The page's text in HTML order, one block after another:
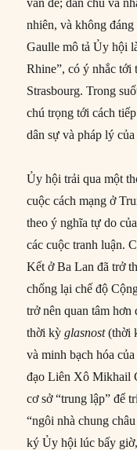
nhiên, và không
Gaulle mô tả Ủy hội
Rhine”, có ý nhắc tới
Strasbourg. Trong
chú trọng tới cách
dân sự và pháp lý
Ủy hội trải qua một
cuộc cách mạng ở
theo ý nghĩa tự do
các cuộc tranh luận.
Kết ở Ba Lan đã trở
chống lại chế độ
trở nên quan tâm
thời kỳglasnost(thời
và minh bạch hóa
đạo Liên Xô Mikhail
cơ sở “trung lập” để
“ngôi nhà chung
ký Ủy hội lúc bấy